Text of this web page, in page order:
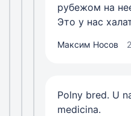
рубежом на
Это у нас
Максим Носов
Polny bred. U
medicina.